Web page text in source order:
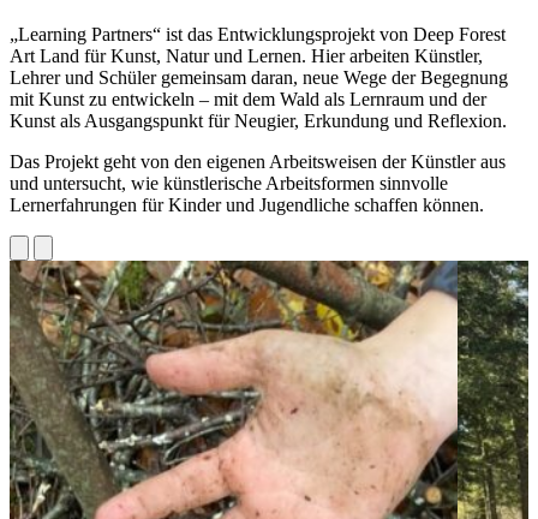
„Learning Partners“ ist das Entwicklungsprojekt von Deep Forest
Art Land für Kunst, Natur und Lernen. Hier arbeiten Künstler,
Lehrer und Schüler gemeinsam daran, neue Wege der Begegnung
mit Kunst zu entwickeln – mit dem Wald als Lernraum und der
Kunst als Ausgangspunkt für Neugier, Erkundung und Reflexion.
Das Projekt geht von den eigenen Arbeitsweisen der Künstler aus
und untersucht, wie künstlerische Arbeitsformen sinnvolle
Lernerfahrungen für Kinder und Jugendliche schaffen können.